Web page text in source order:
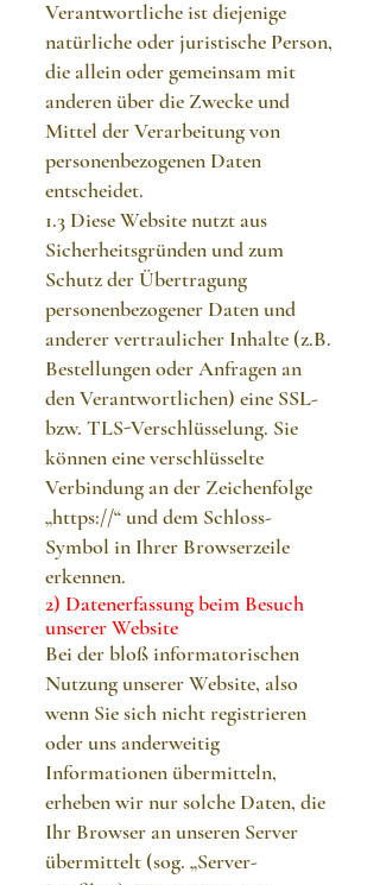
Verantwortliche ist diejenige
natürliche oder juristische Person,
die allein oder gemeinsam mit
anderen über die Zwecke und
Mittel der Verarbeitung von
personenbezogenen Daten
entscheidet.
1.3 Diese Website nutzt aus
Sicherheitsgründen und zum
Schutz der Übertragung
personenbezogener Daten und
anderer vertraulicher Inhalte (z.B.
Bestellungen oder Anfragen an
den Verantwortlichen) eine SSL-
bzw. TLS-Verschlüsselung. Sie
können eine verschlüsselte
Verbindung an der Zeichenfolge
„https://“ und dem Schloss-
Symbol in Ihrer Browserzeile
erkennen.
2) Datenerfassung beim Besuch
unserer Website
Bei der bloß informatorischen
Nutzung unserer Website, also
wenn Sie sich nicht registrieren
oder uns anderweitig
Informationen übermitteln,
erheben wir nur solche Daten, die
Ihr Browser an unseren Server
übermittelt (sog. „Server-